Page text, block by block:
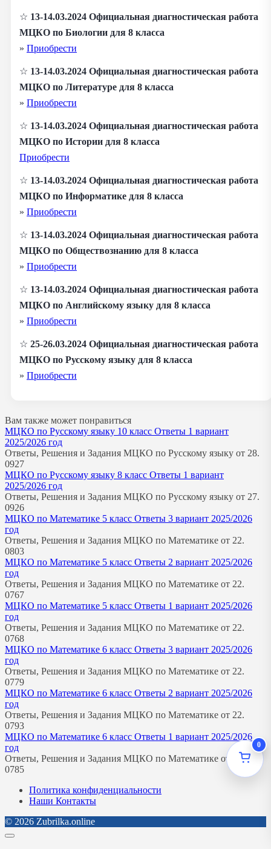
☆ 13-14.03.2024 Официальная диагностическая работа
МЦКО по Биологии для 8 класса
» Приобрести
☆ 13-14.03.2024 Официальная диагностическая работа
МЦКО по Литературе для 8 класса
» Приобрести
☆ 13-14.03.2024 Официальная диагностическая работа
МЦКО по Истории для 8 класса
Приобрести
☆ 13-14.03.2024 Официальная диагностическая работа
МЦКО по Информатике для 8 класса
» Приобрести
☆ 13-14.03.2024 Официальная диагностическая работа
МЦКО по Обществознанию для 8 класса
» Приобрести
☆ 13-14.03.2024 Официальная диагностическая работа
МЦКО по Английскому языку для 8 класса
» Приобрести
☆ 25-26.03.2024 Официальная диагностическая работа
МЦКО по Русскому языку для 8 класса
» Приобрести
Вам также может понравиться
МЦКО по Русскому языку 10 класс Ответы 1 вариант
2025/2026 год
Ответы, Решения и Задания МЦКО по Русскому языку от 28.
0927
МЦКО по Русскому языку 8 класс Ответы 1 вариант
2025/2026 год
Ответы, Решения и Задания МЦКО по Русскому языку от 27.
0926
МЦКО по Математике 5 класс Ответы 3 вариант 2025/2026
год
Ответы, Решения и Задания МЦКО по Математике от 22.
0803
МЦКО по Математике 5 класс Ответы 2 вариант 2025/2026
год
Ответы, Решения и Задания МЦКО по Математике от 22.
0767
МЦКО по Математике 5 класс Ответы 1 вариант 2025/2026
год
Ответы, Решения и Задания МЦКО по Математике от 22.
0768
МЦКО по Математике 6 класс Ответы 3 вариант 2025/2026
год
Ответы, Решения и Задания МЦКО по Математике от 22.
0779
МЦКО по Математике 6 класс Ответы 2 вариант 2025/2026
год
Ответы, Решения и Задания МЦКО по Математике от 22.
0793
МЦКО по Математике 6 класс Ответы 1 вариант 2025/2026
год
Ответы, Решения и Задания МЦКО по Математике от 22.
0785
Политика конфиденциальности
Наши Контакты
© 2026 Zubrilka.online
0